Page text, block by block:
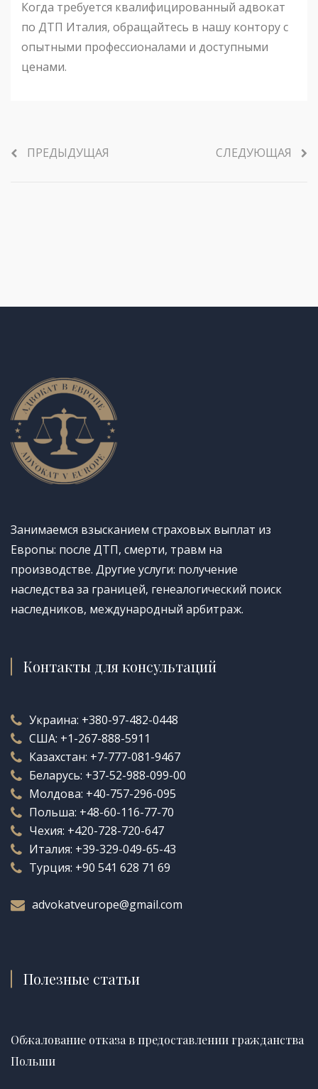
Когда требуется квалифицированный адвокат
по ДТП Италия, обращайтесь в нашу контору с
опытными профессионалами и доступными
ценами.
ПРЕДЫДУЩАЯ СЛЕДУЮЩАЯ
Занимаемся взысканием страховых выплат из
Европы: после ДТП, смерти, травм на
производстве. Другие услуги: получение
наследства за границей, генеалогический поиск
наследников, международный арбитраж.
Контакты для консультаций
Украина: +380-97-482-0448
США: +1-267-888-5911
Казахстан: +7-777-081-9467
Беларусь: +37-52-988-099-00
Молдова: +40-757-296-095
Польша: +48-60-116-77-70
Чехия: +420-728-720-647
Италия: +39-329-049-65-43
Турция: +90 541 628 71 69
advokatveurope@gmail.com
Полезные статьи
Обжалование отказа в предоставлении гражданства
Польши